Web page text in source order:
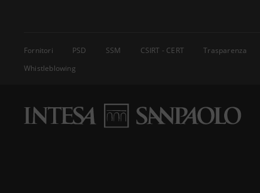
Fornitori PSD SSM CSIRT - CERT Trasparenza
Whistleblowing